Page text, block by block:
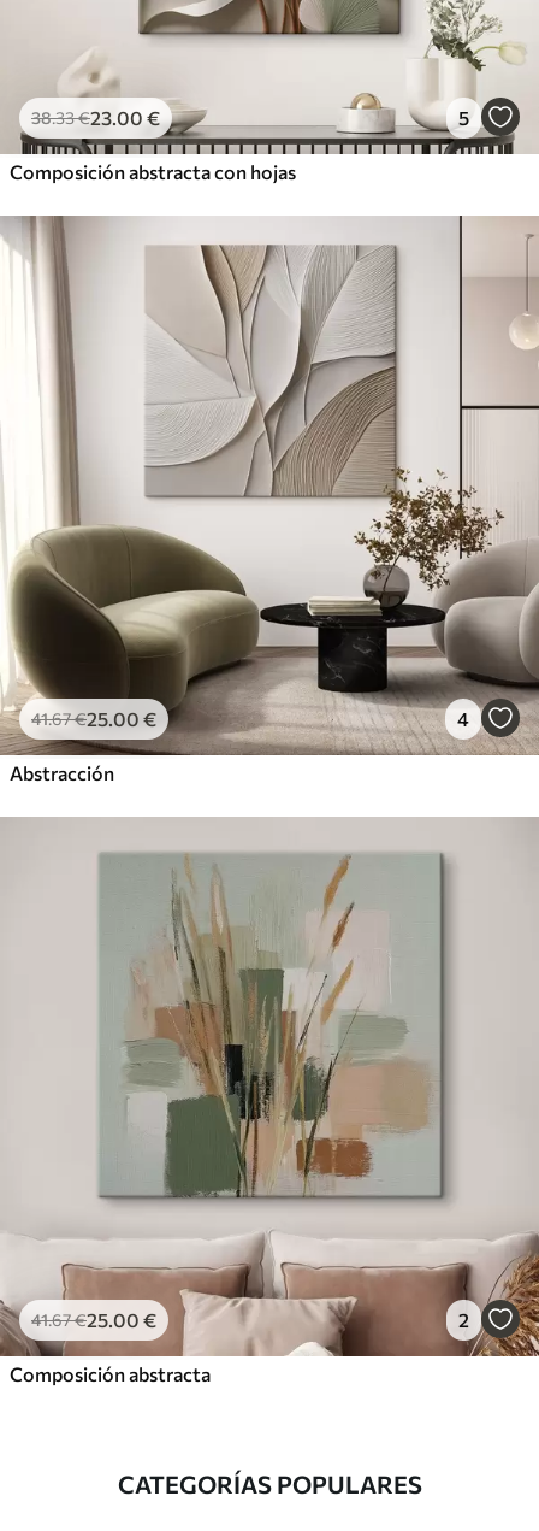
38.33€23.00 € 5
Composición abstracta con hojas
41.67€25.00 € 4
Abstracción
41.67€25.00 € 2
Composición abstracta
CATEGORÍAS POPULARES